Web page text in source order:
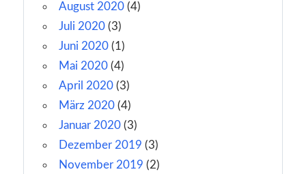
August 2020 (4)
Juli 2020 (3)
Juni 2020 (1)
Mai 2020 (4)
April 2020 (3)
März 2020 (4)
Januar 2020 (3)
Dezember 2019 (3)
November 2019 (2)